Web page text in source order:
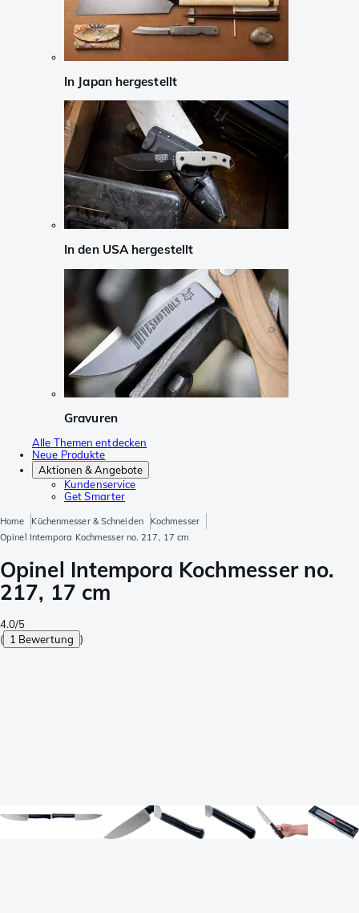
In Japan hergestellt
In den USA hergestellt
Gravuren
Alle Themen entdecken
Neue Produkte
Aktionen & Angebote
Kundenservice
Get Smarter
Home Küchenmesser & Schneiden
Kochmesser
Opinel Intempora Kochmesser no. 217, 17 cm
Opinel Intempora Kochmesser no.
217, 17 cm
4.0/5
( 1 Bewertung )